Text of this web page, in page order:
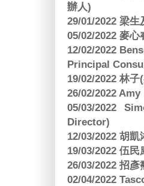
辦人)
29/01/2022 梁
05/02/2022 麥
12/02/2022
Principal
19/02/2022 林
26/02/2022
05/03/2022
Director)
12/03/2022 胡
19/03/2022 伍
26/03/2022 招
02/04/2022